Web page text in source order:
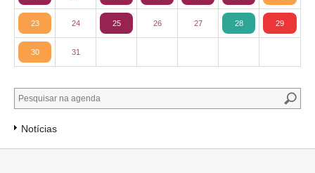
23 24 25 26 27 28 29
30 31
Notícias